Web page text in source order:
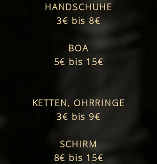
HANDSCHUHE
3€ bis 8€
BOA
5€ bis 15€
KETTEN, OHRRINGE​
3€ bis 9€
SCHIRM
8€ bis 15€